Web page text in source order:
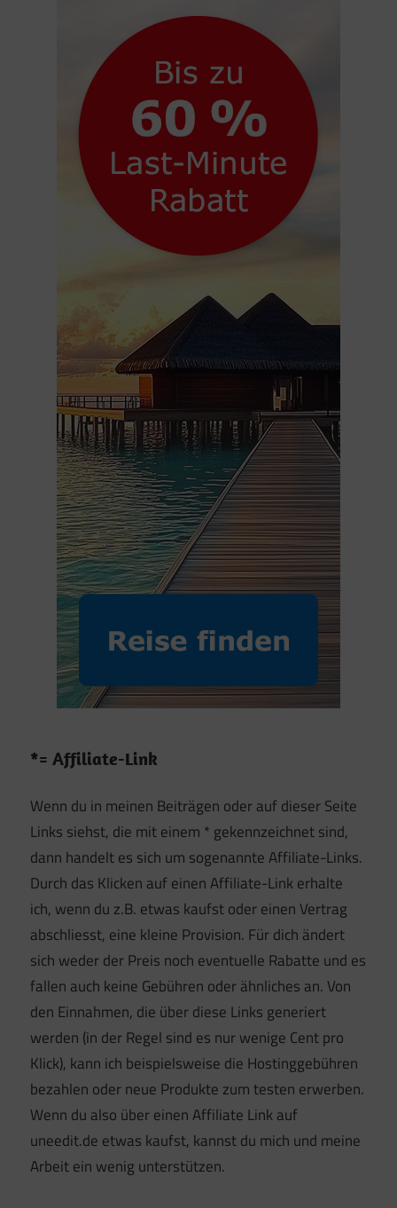
*= Affiliate-Link
Wenn du in meinen Beiträgen oder auf dieser Seite
Links siehst, die mit einem * gekennzeichnet sind,
dann handelt es sich um sogenannte Affiliate-Links.
Durch das Klicken auf einen Affiliate-Link erhalte
ich, wenn du z.B. etwas kaufst oder einen Vertrag
abschliesst, eine kleine Provision. Für dich ändert
sich weder der Preis noch eventuelle Rabatte und es
fallen auch keine Gebühren oder ähnliches an. Von
den Einnahmen, die über diese Links generiert
werden (in der Regel sind es nur wenige Cent pro
Klick), kann ich beispielsweise die Hostinggebühren
bezahlen oder neue Produkte zum testen erwerben.
Wenn du also über einen Affiliate Link auf
uneedit.de etwas kaufst, kannst du mich und meine
Arbeit ein wenig unterstützen.